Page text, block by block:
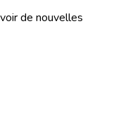
de nouvelles